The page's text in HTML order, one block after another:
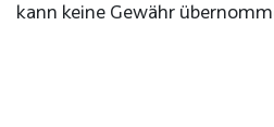
kann keine Gewähr